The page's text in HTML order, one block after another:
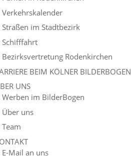
Verkehrskalender
Straßen im Stadtbezirk
Schifffahrt
Bezirksvertretung Rodenkirchen
BEIM KÖLNER BILDERBOGEN
UNS
Werben im BilderBogen
Über uns
Team
E-Mail an uns